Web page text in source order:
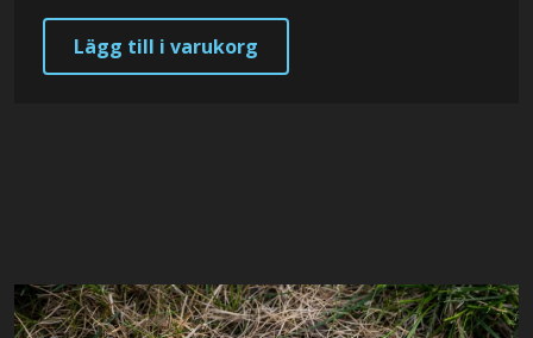
Lägg till i varukorg